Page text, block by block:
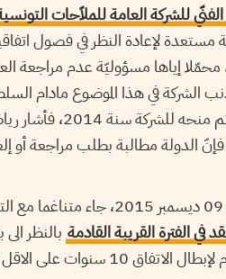
الفنّي للشركة العامة للملاّحات
أنّ الشركة مستعدة لإعادة النظر في
إياها مسؤوليّة عدم مراجعة
الشركة في هذا الموضوع مادام
1949″. أمّا بخصوص
المبرم فإنّ الدولة مطالبة بطلب
بيان وزارة الصناعة الصادر يوم
في الفترة القريبة القادمة بالنظر
انتهاء فترة التمديد الجارية.